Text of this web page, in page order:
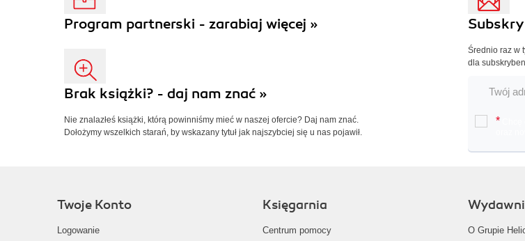
Program partnerski - zarabiaj więcej »
Brak książki? - daj nam znać »
Nie znalazłeś książki, którą powinniśmy mieć w naszej ofercie? Daj nam znać.
Dołożymy wszelkich starań, by wskazany tytuł jak najszybciej się u nas pojawił.
Średnio raz w
dla
*
Twoje Konto
Logowanie
Księgarnia
Centrum pomocy
O Grupie